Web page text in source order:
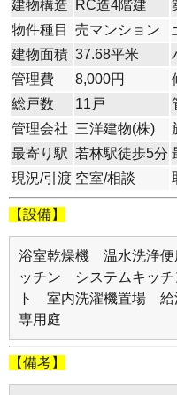
建物構造
RC造4階建
物件種目
売マンション
建物面積 37.68平米
管理費
8,000円
総戸数
11戸
管理会社 三洋建物(株)
最寄り駅 若林駅徒歩5分
現況/引渡 空室/相談
【設備】
浴室乾燥機 温水洗浄
ッチン システムキッ
ト 室内洗濯機置場
専用庭
【備考】